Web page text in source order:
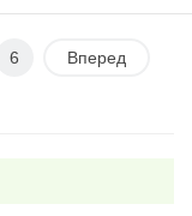
6 Вперед